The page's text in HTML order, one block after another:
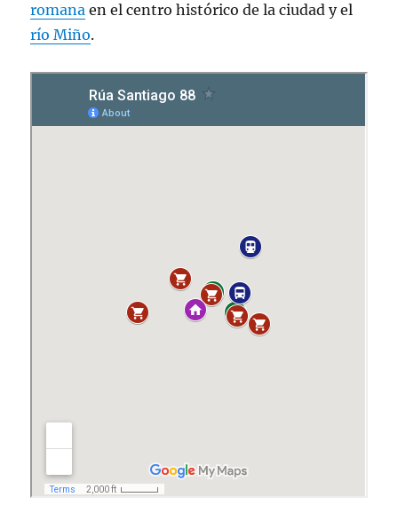
romana en el centro histórico de la ciudad y el
río Miño.